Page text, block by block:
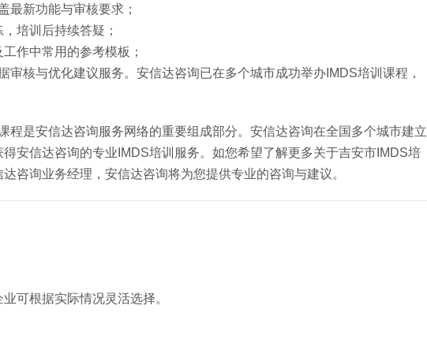
最新功能与审核要求；
培训后持续答疑；
作中常用的参考模板；
核与优化建议服务。安信达咨询已在多个城市成功举办IMDS培训课程，
程是安信达咨询服务网络的重要组成部分。安信达咨询在全国多个城市建立
安信达咨询的专业IMDS培训服务。如您希望了解更多关于吉安市IMDS培
咨询业务经理，安信达咨询将为您提供专业的咨询与建议。
可根据实际情况灵活选择。